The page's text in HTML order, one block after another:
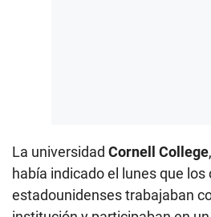
La universidad Cornell College
había indicado el lunes que los
estadounidenses trabajaban